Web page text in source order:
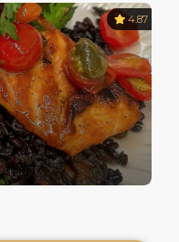
4.87